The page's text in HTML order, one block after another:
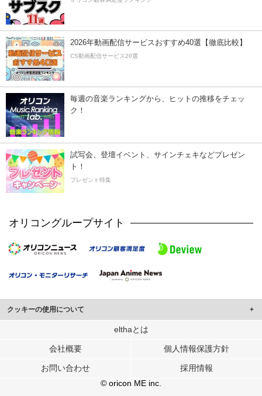
2026年動画配信サービスおすすめ40選【徹底比較】
CS動画配信サービス20選
毎週の音楽ランキングから、ヒットの推移をチェッ
ク！
試写会、登壇イベント、サインチェキなどプレゼン
ト！
プレゼント特集
オリコングループサイト
クッキーの使用について
このサイトでは Cookie を使用して、ユーザーに合わせたコンテンツや広告の
行っています。
メディアや広告配信、データ解析の各パートナーに提供しています。
ユーザーが各パートナーのサービスを使用したときに収集した他の情報を組み
elthaとは
会社概要 個人情報保護方針
お問い合わせ
採用情報
© oricon ME inc.